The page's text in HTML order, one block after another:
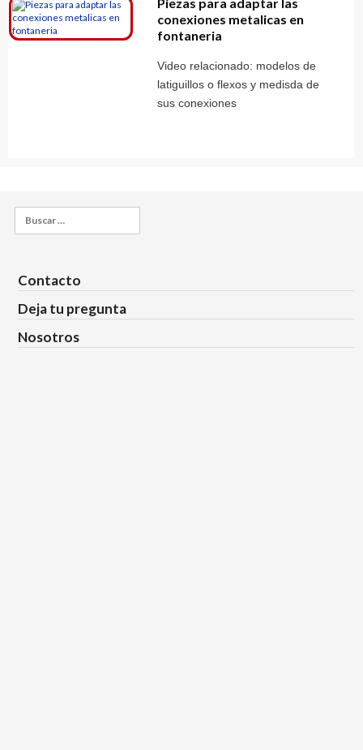
conexiones metalicas en
fontaneria
Video relacionado: modelos de
latiguillos o flexos y medisda de
sus conexiones
Buscar:
Contacto
Deja tu pregunta
Nosotros